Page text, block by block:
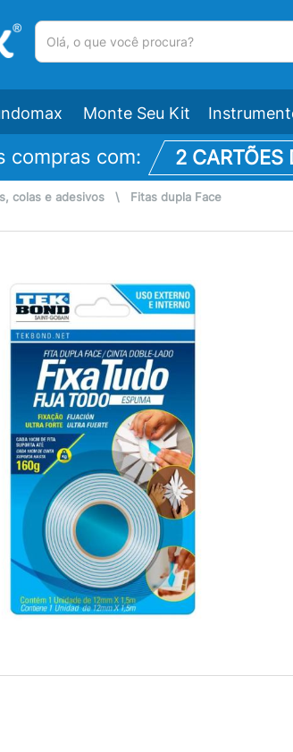
Monte Seu Kit
compras com: 2 CARTÕES
colas e adesivos \ Fitas dupla Face